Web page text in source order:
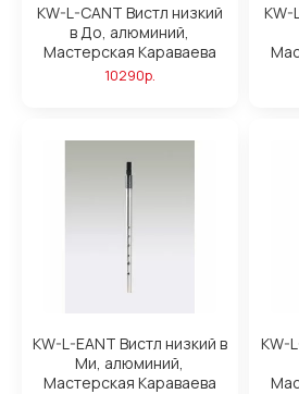
KW-L-CANT Вистл низкий
в До, алюминий,
Мастерская Караваева
10290р.
KW-
KW-L-EANT Вистл низкий в
Ми, алюминий,
Мастерская Караваева
KW-